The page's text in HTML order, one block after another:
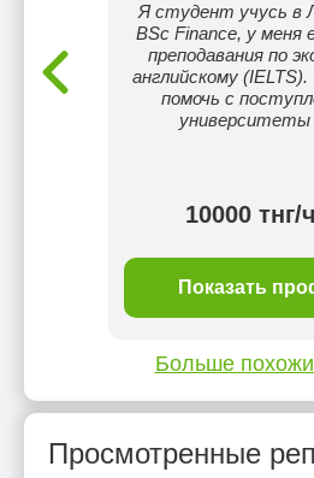
и
Я студент учусь в
BSc Finance, у
преподавания по
английскому
помочь с
университеты
10000 тнг/
Показать
Больше
Просмотренные